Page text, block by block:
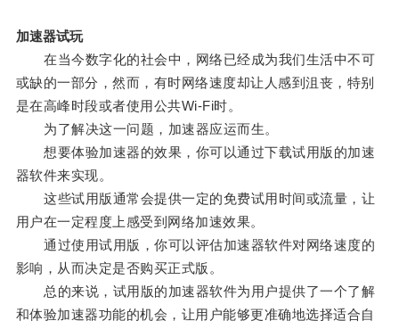
加速器试玩
在当今数字化的社会中，网络已经成为我们生活中不可
或缺的一部分，然而，有时网络速度却让人感到沮丧，特别
是在高峰时段或者使用公共Wi-Fi时。
为了解决这一问题，加速器应运而生。
想要体验加速器的效果，你可以通过下载试用版的加速
器软件来实现。
这些试用版通常会提供一定的免费试用时间或流量，让
用户在一定程度上感受到网络加速效果。
通过使用试用版，你可以评估加速器软件对网络速度的
影响，从而决定是否购买正式版。
总的来说，试用版的加速器软件为用户提供了一个了解
和体验加速器功能的机会，让用户能够更准确地选择适合自